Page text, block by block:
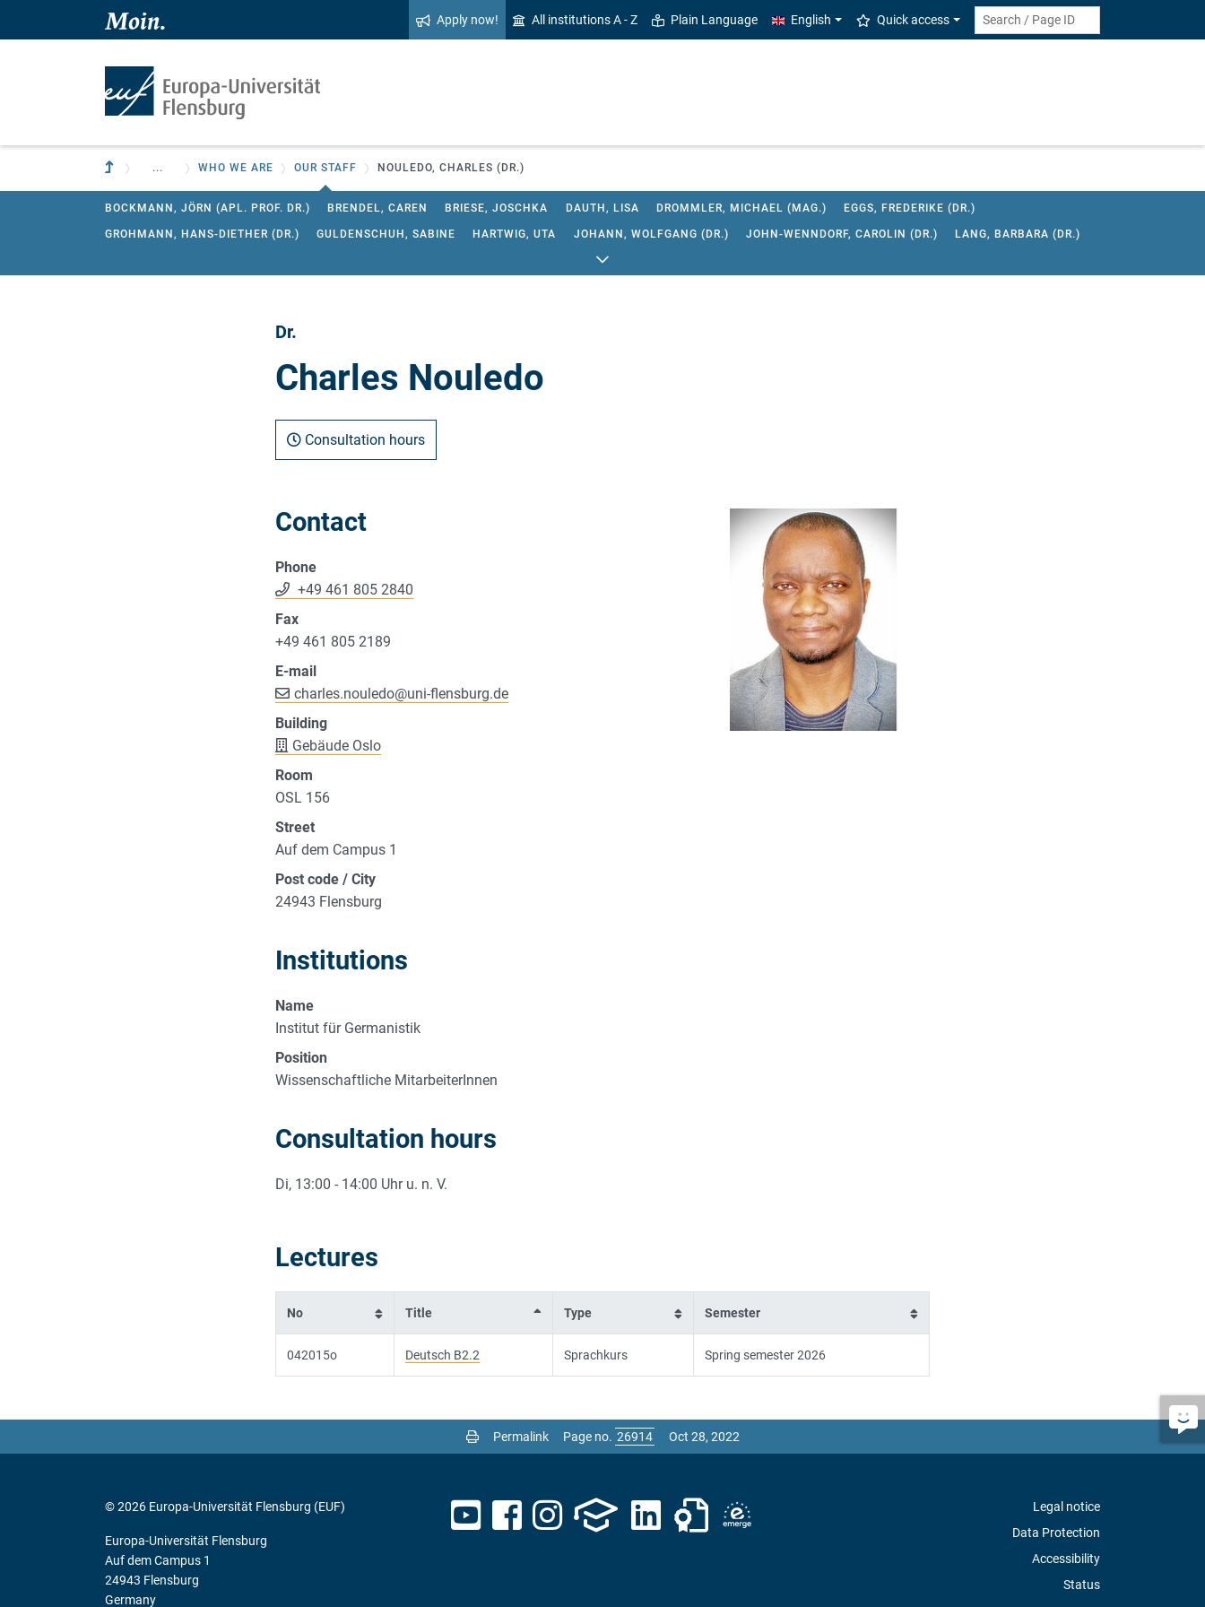
Skip to main content
Skip to main navigation
Apply now! All institutions A - Z Plain Language English Quick access
To parent institution
... WHO WE ARE OUR STAFF NOULEDO, CHARLES (DR.)
BOCKMANN, JÖRN (APL. PROF. DR.) BRENDEL, CAREN BRIESE, JOSCHKA DAUTH, LISA DROMMLER, MICHAEL (MAG.) EGGS, FREDERIKE (DR.)
GROHMANN, HANS-DIETHER (DR.) GULDENSCHUH, SABINE HARTWIG, UTA JOHANN, WOLFGANG (DR.) JOHN-WENNDORF, CAROLIN (DR.) LANG, BARBARA (DR.)
NOULEDO, CHARLES (DR.)
Dr.
Charles Nouledo
Consultation hours
Contact
Phone
+49 461 805 2840
Fax
+49 461 805 2189
E-mail
charles.nouledo@uni-flensburg.de
Building
Gebäude Oslo
Room
OSL 156
Street
Auf dem Campus 1
Post code / City
24943 Flensburg
Institutions
Name
Institut für Germanistik
Position
Wissenschaftliche MitarbeiterInnen
Consultation hours
Di, 13:00 - 14:00 Uhr u. n. V.
Lectures
No Title Type Semester
042015o Deutsch B2.2 Sprachkurs Spring semester 2026
Permalink Page no. Oct 28, 2022
Legal notice
Data Protection
Accessibility
Status
© 2026 Europa-Universität Flensburg (EUF)
Europa-Universität Flensburg
Auf dem Campus 1
24943 Flensburg
Germany